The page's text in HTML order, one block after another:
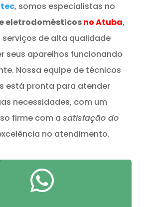
, somos especialistas no
eletrodomésticosno Atuba,
de alta qualidade
seus aparelhos funcionando
Nossa equipe de técnicos
está pronta para atender
necessidades, com um
firme com a satisfação do
no atendimento.
